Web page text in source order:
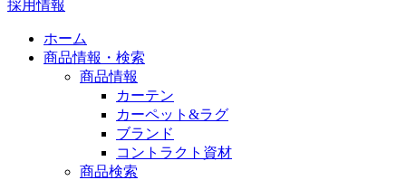
採用情報
ホーム
商品情報・検索
商品情報
カーテン
カーペット&ラグ
ブランド
コントラクト資材
商品検索